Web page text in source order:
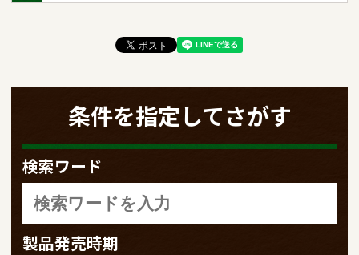
条件を指定してさがす
検索ワード
製品発売時期